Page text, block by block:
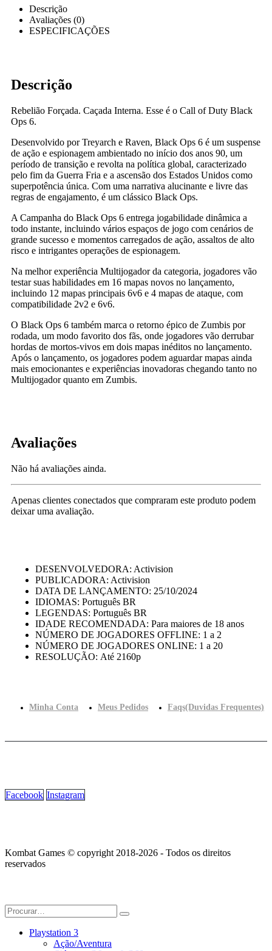
Descrição
Avaliações (0)
ESPECIFICAÇÕES
Descrição
Rebelião Forçada. Caçada Interna. Esse é o Call of Duty Black
Ops 6.
Desenvolvido por Treyarch e Raven, Black Ops 6 é um suspense
de ação e espionagem ambientado no início dos anos 90, um
período de transição e revolta na política global, caracterizado
pelo fim da Guerra Fria e a ascensão dos Estados Unidos como
superpotência única. Com uma narrativa alucinante e livre das
regras de engajamento, é um clássico Black Ops.
A Campanha do Black Ops 6 entrega jogabilidade dinâmica a
todo instante, incluindo vários espaços de jogo com cenários de
grande sucesso e momentos carregados de ação, assaltos de alto
risco e intrigantes operações de espionagem.
Na melhor experiência Multijogador da categoria, jogadores vão
testar suas habilidades em 16 mapas novos no lançamento,
incluindo 12 mapas principais 6v6 e 4 mapas de ataque, com
compatibilidade 2v2 e 6v6.
O Black Ops 6 também marca o retorno épico de Zumbis por
rodada, um modo favorito dos fãs, onde jogadores vão derrubar
hordas de mortos-vivos em dois mapas inéditos no lançamento.
Após o lançamento, os jogadores podem aguardar mapas ainda
mais emocionantes e experiências inovadoras chegando tanto no
Multijogador quanto em Zumbis.
Avaliações
Não há avaliações ainda.
Apenas clientes conectados que compraram este produto podem
deixar uma avaliação.
DESENVOLVEDORA: Activision
PUBLICADORA: Activision
DATA DE LANÇAMENTO: 25/10/2024
IDIOMAS: Português BR
LEGENDAS: Português BR
IDADE RECOMENDADA: Para maiores de 18 anos
NÚMERO DE JOGADORES OFFLINE: 1 a 2
NÚMERO DE JOGADORES ONLINE: 1 a 20
RESOLUÇÃO: Até 2160p
Minha Conta Meus Pedidos Faqs(Duvidas Frequentes)
Facebook Instagram
Kombat Games © copyright 2018-2026 - Todos os direitos
reservados
Playstation 3
Ação/Aventura